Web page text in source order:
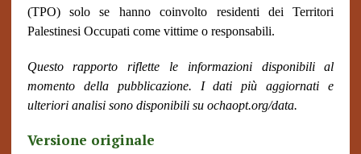
(TPO) solo se hanno coinvolto residenti dei Territori
Palestinesi Occupati come vittime o responsabili.
Questo rapporto riflette le informazioni disponibili al
momento della pubblicazione. I dati più aggiornati e
ulteriori analisi sono disponibili su ochaopt.org/data.
Versione originale